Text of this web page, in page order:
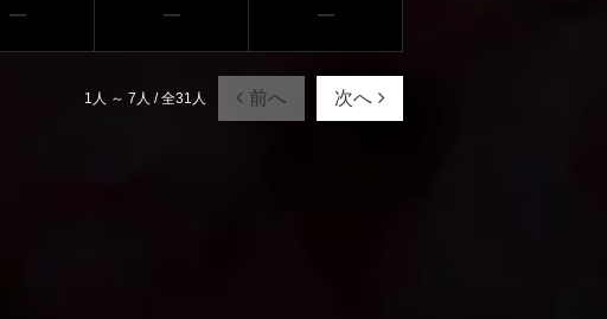
─ ─ ─
1人 ～ 7人 / 全31人 前へ 次へ